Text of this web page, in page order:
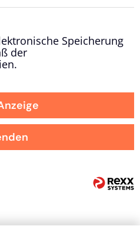
Speicherung
der